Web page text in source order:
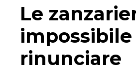
Le
impossibile
rinunciare